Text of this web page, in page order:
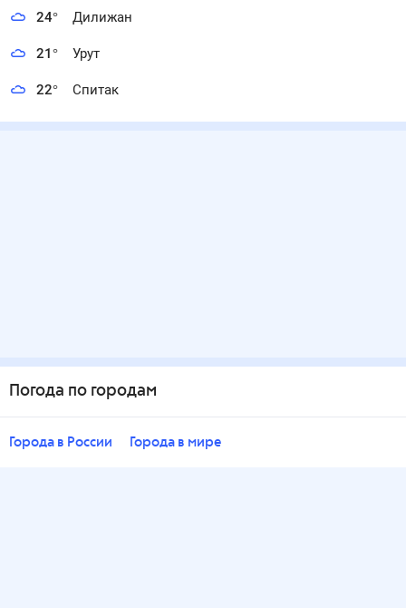
24° Дилижан
21° Урут
22° Спитак
Погода по городам
Города в России Города в мире